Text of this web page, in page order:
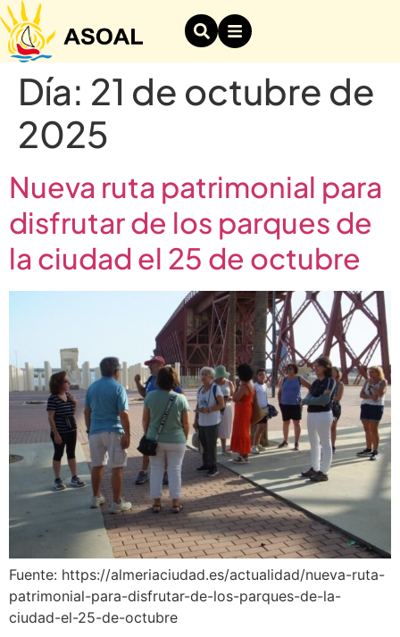
Día: 21 de octubre de
2025
Nueva ruta patrimonial para
disfrutar de los parques de
la ciudad el 25 de octubre
Fuente: https://almeriaciudad.es/actualidad/nueva-ruta-
patrimonial-para-disfrutar-de-los-parques-de-la-
ciudad-el-25-de-octubre